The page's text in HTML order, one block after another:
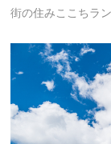
街の住みここちラ